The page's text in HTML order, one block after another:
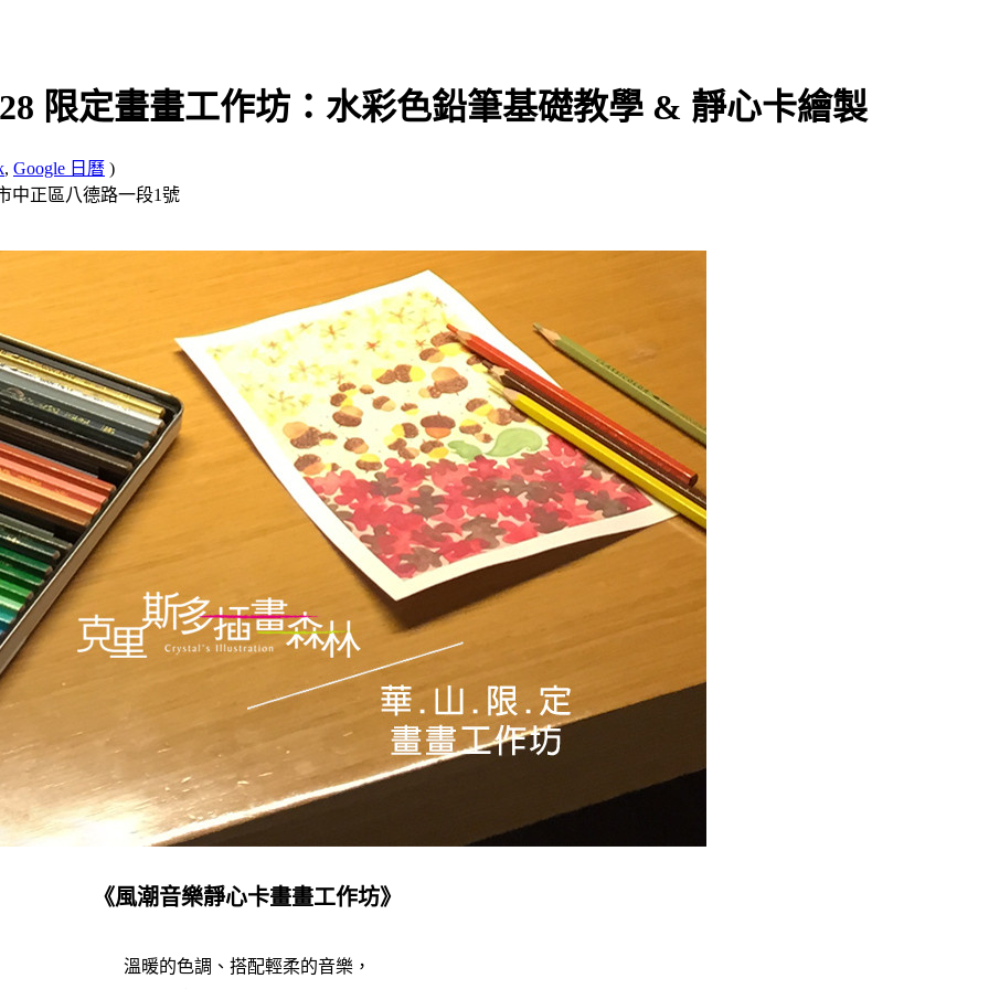
限定畫畫工作坊：水彩色鉛筆基礎教學 & 靜心卡繪製
, Google 日曆 )
中正區八德路一段1號
《風潮音樂靜心卡畫畫工作坊》
溫暖的色調、搭配輕柔的音樂，